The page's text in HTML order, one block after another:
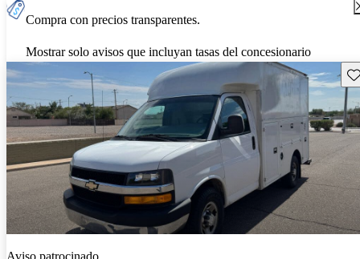
Compra con precios transparentes.
Mostrar solo avisos que incluyan tasas del concesionario